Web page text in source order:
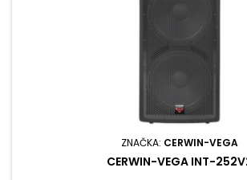
ZNAČKA: CERWIN-VEGA
CERWIN-VEGA INT-